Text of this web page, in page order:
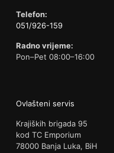
Telefon:
051/926-159
Radno vrijeme:
Pon–Pet 08:00–16:00
Ovlašteni servis
Krajiških brigada 95
kod TC Emporium
78000 Banja Luka, BiH